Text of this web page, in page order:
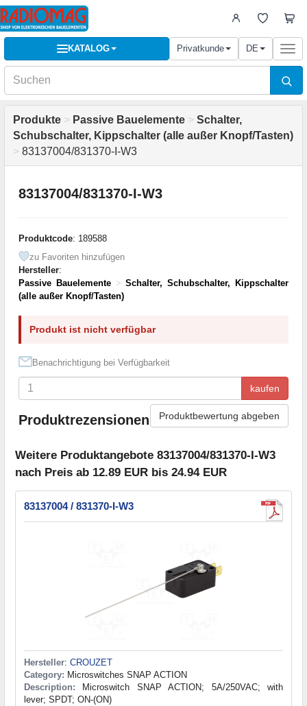
KATALOG Privatkunde DE
Produkte > Passive Bauelemente > Schalter,
Schubschalter, Kippschalter (alle außer Knopf/Tasten)
> 83137004/831370-I-W3
83137004/831370-I-W3
Produktcode: 189588
zu Favoriten hinzufügen
Hersteller:
Passive Bauelemente > Schalter, Schubschalter, Kippschalter
(alle außer Knopf/Tasten)
Produkt ist nicht verfügbar
Benachrichtigung bei Verfügbarkeit
kaufen
Produktrezensionen Produktbewertung abgeben
Weitere Produktangebote 83137004/831370-I-W3
nach Preis ab 12.89 EUR bis 24.94 EUR
83137004 / 831370-I-W3
Hersteller: CROUZET
Category: Microswitches SNAP ACTION
Description: Microswitch SNAP ACTION; 5A/250VAC; with
lever; SPDT; ON-(ON)